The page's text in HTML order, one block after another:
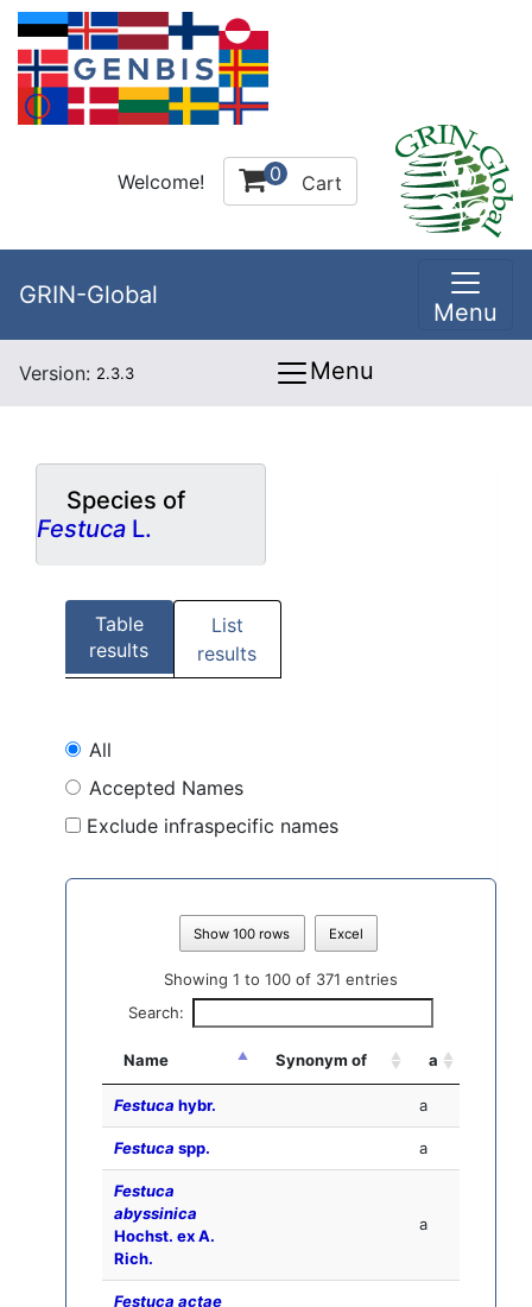
Welcome! 0 Cart
GRIN-Global
Menu
Version: 2.3.3 Menu
Species of
Festuca L.
Table
results
List
results
All
Accepted Names
Exclude infraspecific names
Show 100 rows Excel
Showing 1 to 100 of 371 entries
Search:
Name Synonym of a
Festuca hybr. a
Festuca spp. a
Festuca
abyssinica
Hochst. ex A.
Rich.
a
Festuca actae